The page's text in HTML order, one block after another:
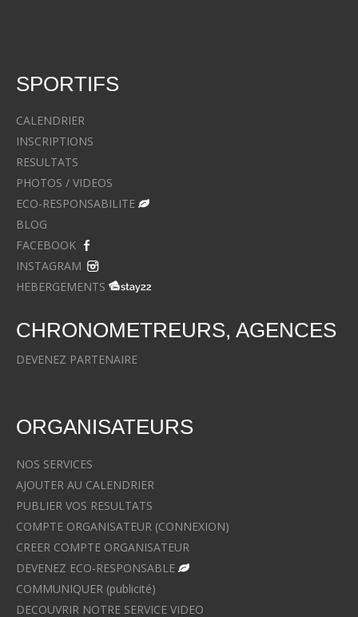
SPORTIFS
CALENDRIER
INSCRIPTIONS
RESULTATS
PHOTOS / VIDEOS
ECO-RESPONSABILITE
BLOG
FACEBOOK
INSTAGRAM
HEBERGEMENTS
CHRONOMETREURS, AGENCES
DEVENEZ PARTENAIRE
ORGANISATEURS
NOS SERVICES
AJOUTER AU CALENDRIER
PUBLIER VOS RESULTATS
COMPTE ORGANISATEUR (CONNEXION)
CREER COMPTE ORGANISATEUR
DEVENEZ ECO-RESPONSABLE
COMMUNIQUER (publicité)
DECOUVRIR NOTRE SERVICE VIDEO